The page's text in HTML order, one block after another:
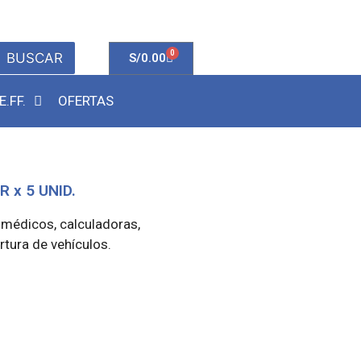
BUSCAR S/0.00 0
OFERTAS
x 5 UNID.
calculadoras,
de vehículos.